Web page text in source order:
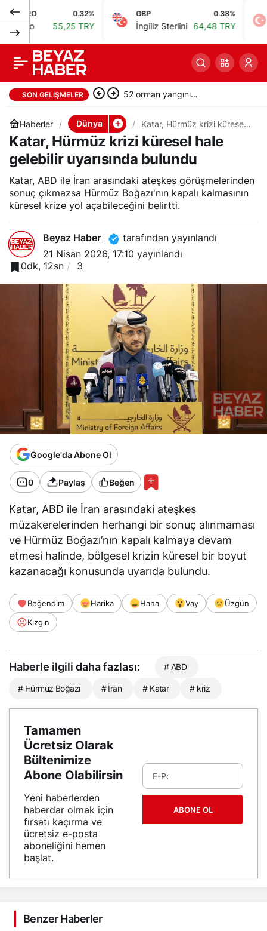
55,25 TRY
GBP
İngiliz Sterlini 64,48 TRY
BIST
SON GELIŞMELER Bakan Gürlek: 52 orman yangını
soruşturmasında 9 şüpheli
tutuklandı
Haberler Dünya
Katar, Hürmüz krizi küresel
hale gelebilir uyarısında
bulundu
Katar, Hürmüz krizi küresel hale
gelebilir uyarısında bulundu
Katar, ABD ile İran arasındaki ateşkes görüşmelerinden
sonuç çıkmazsa Hürmüz Boğazı'nın kapalı kalmasının
küresel krize yol açabileceğini belirtti.
Beyaz Haber
tarafından yayınlandı
21 Nisan 2026, 17:10 yayınlandı
0dk, 12sn
3
Google'da Abone Ol
0 Paylaş Beğen
Katar, ABD ile İran arasındaki ateşkes
müzakerelerinden herhangi bir sonuç alınmaması
ve Hürmüz Boğazı’nın kapalı kalmaya devam
etmesi halinde, bölgesel krizin küresel bir boyut
kazanacağı konusunda uyarıda bulundu.
Beğendim Harika Haha Vay
Üzgün
Kızgın
Haberle ilgili daha fazlası: # ABD
# Hürmüz Boğazı # İran # Katar # kriz
Tamamen
Ücretsiz Olarak
Bültenimize
Abone Olabilirsin
Yeni haberlerden
haberdar olmak için
fırsatı kaçırma ve
ücretsiz e-posta
aboneliğini hemen
başlat.
ABONE OL
Benzer Haberler
İngiltere, okullarda
cep telefonu yasağını
zorunlu hale getirecek
Paylaş